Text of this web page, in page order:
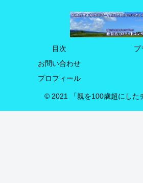
目次
プ
お問い合わせ
プロフィール
© 2021 「親を100歳超にした